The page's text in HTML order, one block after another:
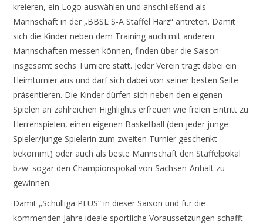
kreieren, ein Logo auswählen und anschließend als
Mannschaft in der „BBSL S-A Staffel Harz“ antreten. Damit
sich die Kinder neben dem Training auch mit anderen
Mannschaften messen können, finden über die Saison
insgesamt sechs Turniere statt. Jeder Verein trägt dabei ein
Heimturnier aus und darf sich dabei von seiner besten Seite
präsentieren. Die Kinder dürfen sich neben den eigenen
Spielen an zahlreichen Highlights erfreuen wie freien Eintritt zu
Herrenspielen, einen eigenen Basketball (den jeder junge
Spieler/junge Spielerin zum zweiten Turnier geschenkt
bekommt) oder auch als beste Mannschaft den Staffelpokal
bzw. sogar den Championspokal von Sachsen-Anhalt zu
gewinnen.
Damit „Schulliga PLUS“ in dieser Saison und für die
kommenden Jahre ideale sportliche Voraussetzungen schafft